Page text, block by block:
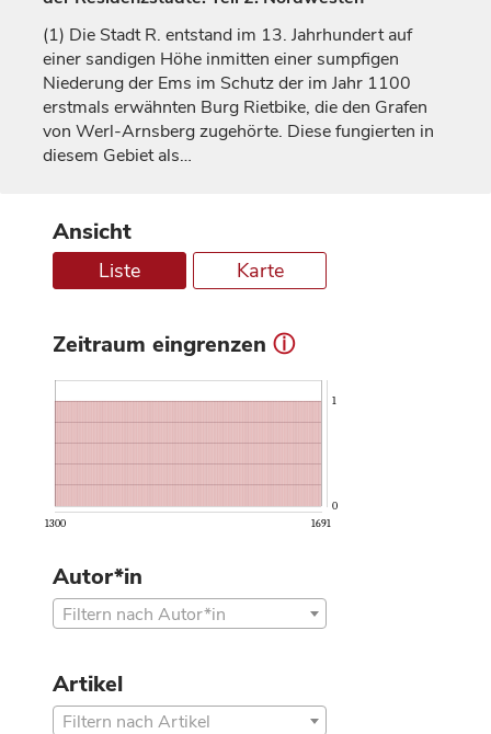
(1) Die Stadt R. entstand im 13. Jahrhundertauf
einer sandigen Höhe inmitten einer sumpfigen
Niederung der Ems im Schutz der im Jahr 1100
erstmals erwähnten Burg Rietbike, die den Grafen
von Werl-Arnsberg zugehörte. Diese fungierten in
diesem Gebiet als…
Ansicht
Liste Karte
Zeitraum eingrenzen ⓘ
1300 1691
0
1
Autor*in
Filtern nach Autor*in
Artikel
Filtern nach Artikel